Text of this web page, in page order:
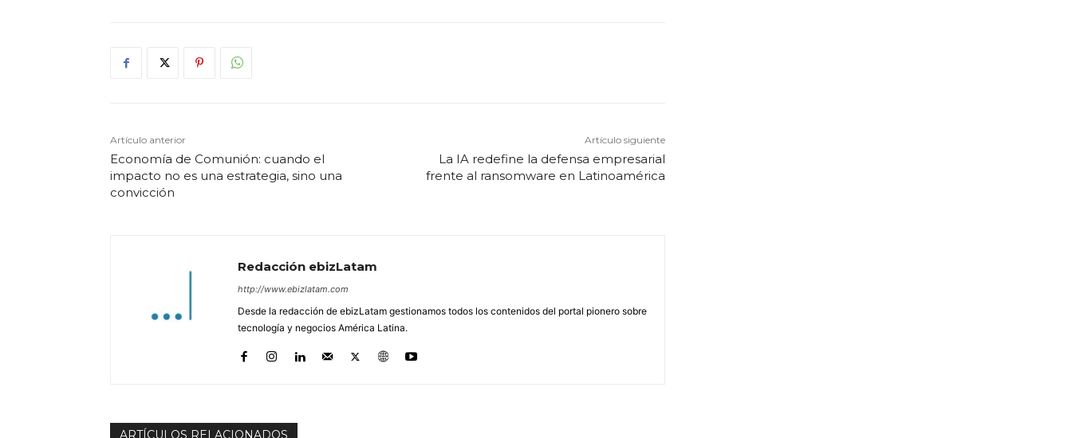
Artículo anterior
Economía de Comunión: cuando el
impacto no es una estrategia, sino una
convicción
Artículo siguiente
La IA redefine la defensa empresarial
frente al ransomware en Latinoamérica
Redacción ebizLatam
http://www.ebizlatam.com
Desde la redacción de ebizLatam gestionamos todos los contenidos del portal pionero sobre
tecnología y negocios América Latina.
ARTÍCULOS RELACIONADOS